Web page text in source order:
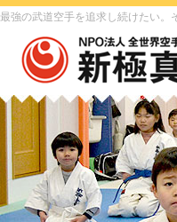
最強の武道空手を追求し続けたい。